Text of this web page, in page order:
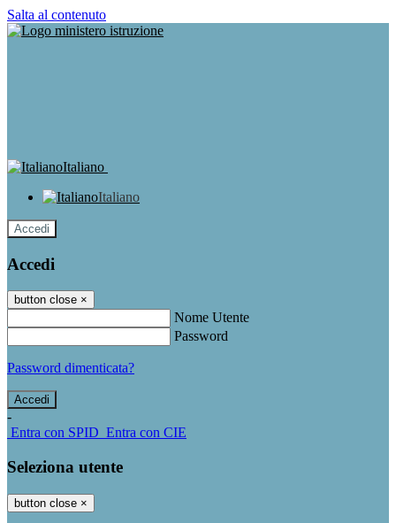
Salta al contenuto
Italiano
Italiano
Accedi
Accedi
button close ×
Nome Utente
Password
Password dimenticata?
-
Entra con SPID Entra con CIE
Seleziona utente
button close ×